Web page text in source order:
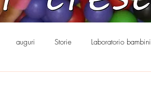
auguri Storie Laboratorio bambini